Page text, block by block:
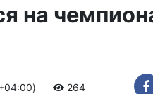
на
264